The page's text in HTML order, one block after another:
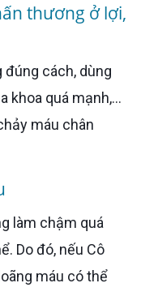
thương ở lợi,
khoa quá mạnh,...
máu chân
Do đó, nếu Cô
máu có thể